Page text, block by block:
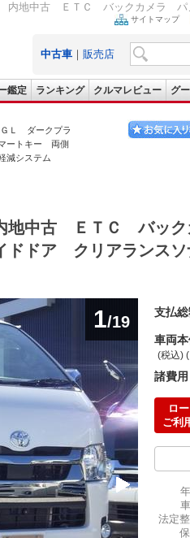
地中古 ＥＴＣ バックカメラ パ
サイトマップ
中古車 ｜ 販売店
鑑定 ランキング クルマレビュー グ
ＧＬ ダークプラ
ートキー 両側
システム
中古 ＥＴＣ バック
ドドア クリアランス
1/19
支払
車両
(税込)
諸費用
ロ
ご利
法定